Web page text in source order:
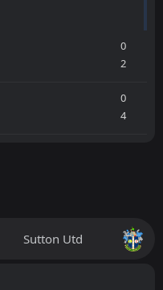
0
2
0
4
Sutton Utd